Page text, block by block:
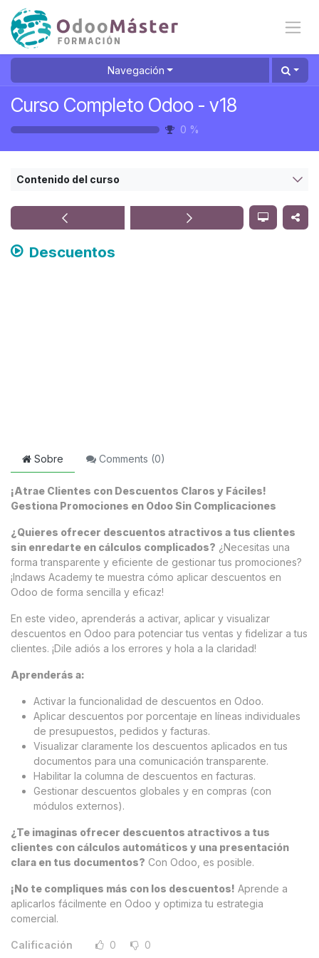
Ir al contenido
Navegación
Curso Completo Odoo - v18
0 %
Contenido del curso
Descuentos
Sobre Comments (0)
¡Atrae Clientes con Descuentos Claros y Fáciles!
Gestiona Promociones en Odoo Sin Complicaciones
¿Quieres ofrecer descuentos atractivos a tus clientes
sin enredarte en cálculos complicados? ¿Necesitas una
forma transparente y eficiente de gestionar tus promociones?
¡Indaws Academy te muestra cómo aplicar descuentos en
Odoo de forma sencilla y eficaz!
En este video, aprenderás a activar, aplicar y visualizar
descuentos en Odoo para potenciar tus ventas y fidelizar a tus
clientes. ¡Dile adiós a los errores y hola a la claridad!
Aprenderás a:
Activar la funcionalidad de descuentos en Odoo.
Aplicar descuentos por porcentaje en líneas individuales
de presupuestos, pedidos y facturas.
Visualizar claramente los descuentos aplicados en tus
documentos para una comunicación transparente.
Habilitar la columna de descuentos en facturas.
Gestionar descuentos globales y en compras (con
módulos externos).
¿Te imaginas ofrecer descuentos atractivos a tus
clientes con cálculos automáticos y una presentación
clara en tus documentos? Con Odoo, es posible.
¡No te compliques más con los descuentos! Aprende a
aplicarlos fácilmente en Odoo y optimiza tu estrategia
comercial.
Calificación 0 0